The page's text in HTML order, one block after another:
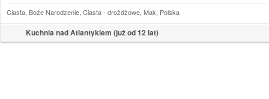
Kuchnia nad Atlantykiem (już od 12 lat)
Ciasta, Boże Narodzenie, Ciasta - drożdżowe, Mak, Polska